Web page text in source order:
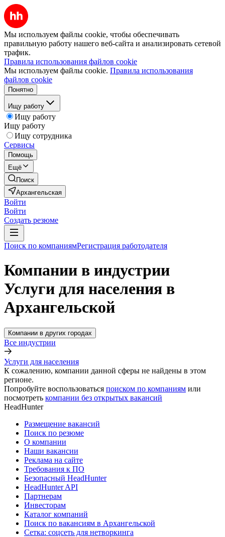
Мы используем файлы cookie, чтобы обеспечивать
правильную работу нашего веб-сайта и анализировать сетевой
трафик.
Правила использования файлов cookie
Мы используем файлы cookie. Правила использования
файлов cookie
Понятно
Ищу работу
Ищу работу
Ищу работу
Ищу сотрудника
Сервисы
Помощь
Ещё
Поиск
Архангельская
Войти
Войти
Создать резюме
Поиск по компаниямРегистрация работодателя
Компании в индустрии
Услуги для населения в
Архангельской
Компании в других городах
Все индустрии
Услуги для населения
К сожалению, компании данной сферы не найдены в этом
регионе.
Попробуйте воспользоваться поиском по компаниям или
посмотреть компании без открытых вакансий
HeadHunter
Размещение вакансий
Поиск по резюме
О компании
Наши вакансии
Реклама на сайте
Требования к ПО
Безопасный HeadHunter
HeadHunter API
Партнерам
Инвесторам
Каталог компаний
Поиск по вакансиям в Архангельской
Сетка: соцсеть для нетворкинга